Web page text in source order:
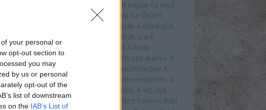
your personal or
opt-out section to
you may
by us or personal
opt-out of the
list of downstream
on the IAB’s List of
Az eljövendő múlt napjai Az első
Az igazság hajnala Az Őrület
Az Utolsó Jedik A bárányok
A gyűrűk ura A
Hangya és a Darázs
A hobbit A király
beszéde A kis hableány A nemzet aranya A
Notre Dame i toronyőr
A sebezhetetlen A
sötét lovag A sötét lovag - Felemelkedés A
szomszéd nője mindig zöldebb A víz útja
Baby Driver Bácskai János Bács Ferenc Bad